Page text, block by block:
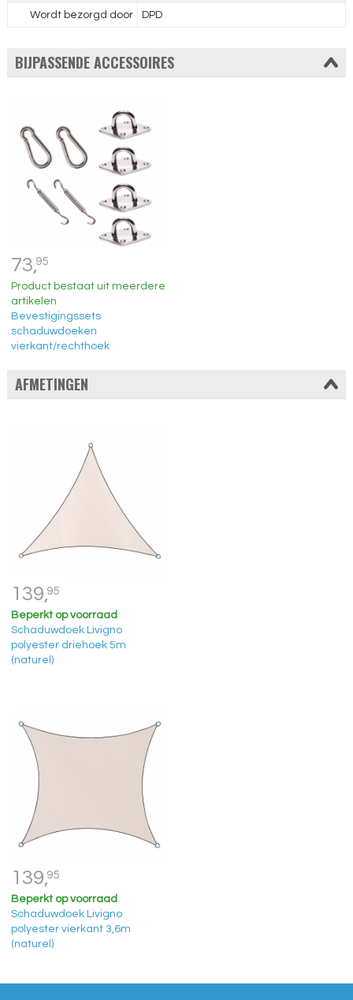
Wordt bezorgd door DPD
BIJPASSENDE ACCESSOIRES
73,95
Product bestaat uit meerdere
artikelen
Bevestigingssets
schaduwdoeken
vierkant/rechthoek
AFMETINGEN
139,95
Beperkt op voorraad
Schaduwdoek Livigno
polyester driehoek 5m
(naturel)
139,95
Beperkt op voorraad
Schaduwdoek Livigno
polyester vierkant 3,6m
(naturel)